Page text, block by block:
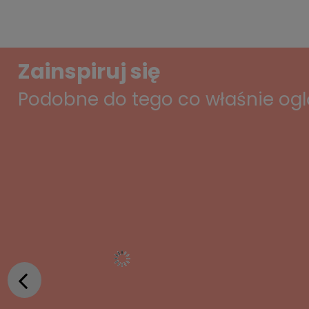
Zainspiruj się
Podobne do tego co właśnie